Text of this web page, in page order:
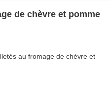
de chèvre et pomme